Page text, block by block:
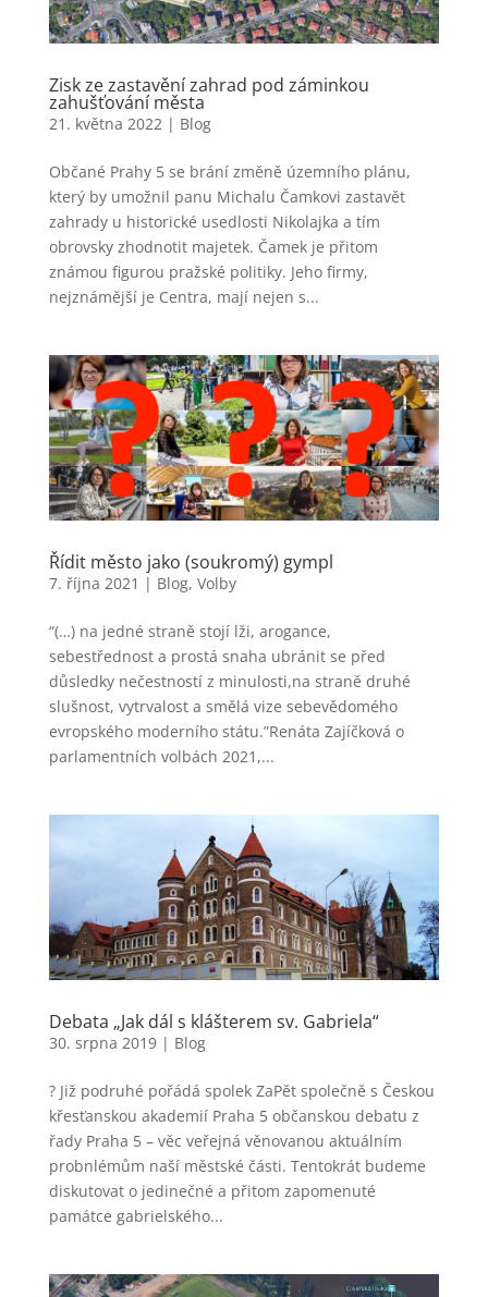
Zisk ze zastavění zahrad pod záminkou
zahušťování města
21. května 2022 | Blog
Občané Prahy 5 se brání změně územního plánu,
který by umožnil panu Michalu Čamkovi zastavět
zahrady u historické usedlosti Nikolajka a tím
obrovsky zhodnotit majetek. Čamek je přitom
známou figurou pražské politiky. Jeho firmy,
nejznámější je Centra, mají nejen s...
Řídit město jako (soukromý) gympl
7. října 2021 | Blog, Volby
“(…) na jedné straně stojí lži, arogance,
sebestřednost a prostá snaha ubránit se před
důsledky nečestností z minulosti,na straně druhé
slušnost, vytrvalost a smělá vize sebevědomého
evropského moderního státu.”Renáta Zajíčková o
parlamentních volbách 2021,...
Debata „Jak dál s klášterem sv. Gabriela“
30. srpna 2019| Blog
? Již podruhé pořádá spolek ZaPět společně s Českou
křesťanskou akademií Praha 5 občanskou debatu z
řady Praha 5 – věc veřejná věnovanou aktuálním
probnlémům naší městské části. Tentokrát budeme
diskutovat o jedinečné a přitom zapomenuté
památce gabrielského...